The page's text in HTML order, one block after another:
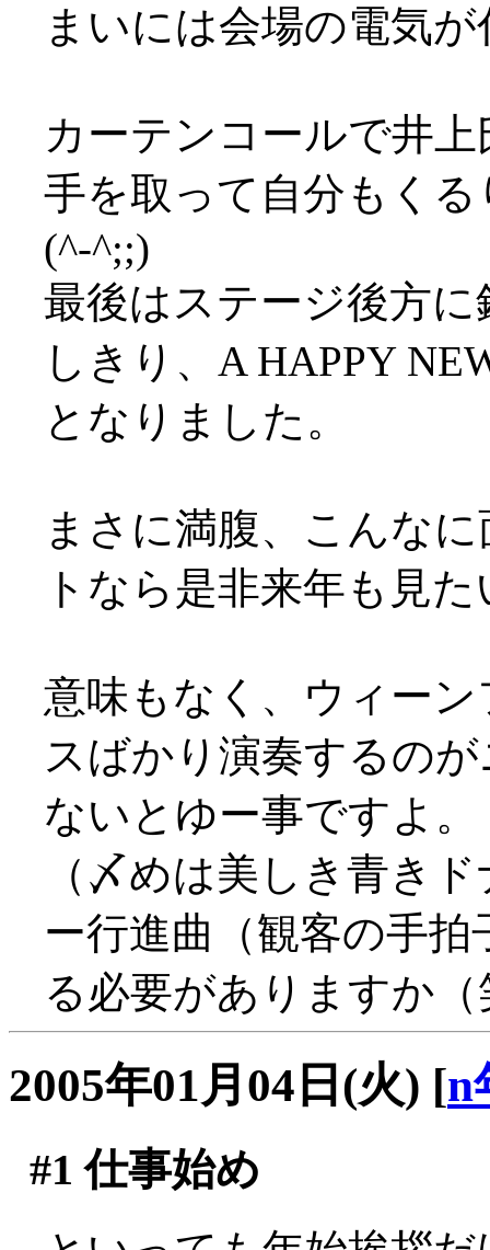
まいには会場の電気
カーテンコールで井
手を取って自分もく
(^-^;;)
最後はステージ後方
しきり、A HAPPY
となりました。
まさに満腹、こんな
トなら是非来年も見
意味もなく、ウィー
スばかり演奏するの
ないとゆー事ですよ。
（〆めは美しき青き
ー行進曲（観客の手
る必要がありますか（
2005年01月04日(火) [n
#1 仕事始め